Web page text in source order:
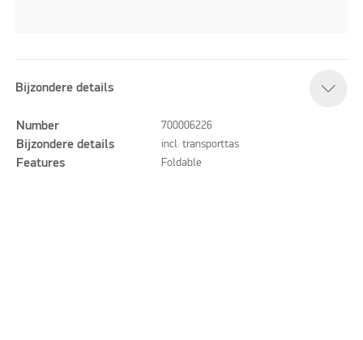
Bijzondere details
Number 700006226
Bijzondere details incl. transporttas
Features Foldable